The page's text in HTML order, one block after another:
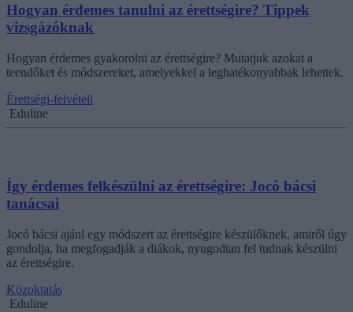
Hogyan érdemes tanulni az érettségire? Tippek
vizsgázóknak
Hogyan érdemes gyakorolni az érettségire? Mutatjuk azokat a
teendőket és módszereket, amelyekkel a leghatékonyabbak lehettek.
Érettségi-felvételi
Eduline
Így érdemes felkészülni az érettségire: Jocó bácsi
tanácsai
Jocó bácsi ajánl egy módszert az érettségire készülőknek, amiről úgy
gondolja, ha megfogadják a diákok, nyugodtan fel tudnak készülni
az érettségire.
Közoktatás
Eduline